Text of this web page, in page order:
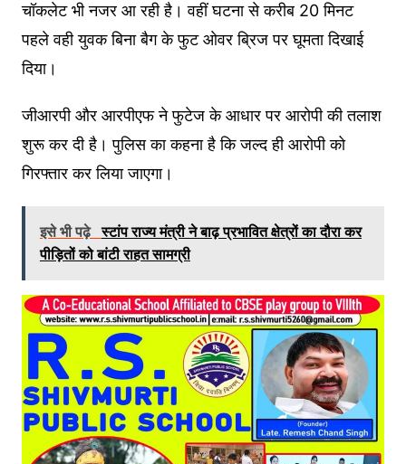
चॉकलेट भी नजर आ रही है। वहीं घटना से करीब 20 मिनट
पहले वही युवक बिना बैग के फुट ओवर ब्रिज पर घूमता दिखाई
दिया।
जीआरपी और आरपीएफ ने फुटेज के आधार पर आरोपी की तलाश
शुरू कर दी है। पुलिस का कहना है कि जल्द ही आरोपी को
गिरफ्तार कर लिया जाएगा।
इसे भी पढ़े स्टांप राज्य मंत्री ने बाढ़ प्रभावित क्षेत्रों का दौरा कर
पीड़ितों को बांटी राहत सामग्री